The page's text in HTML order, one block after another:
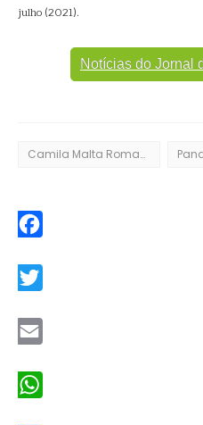
julho (2021).
Notícias do Jornal
Camila Malta Romano